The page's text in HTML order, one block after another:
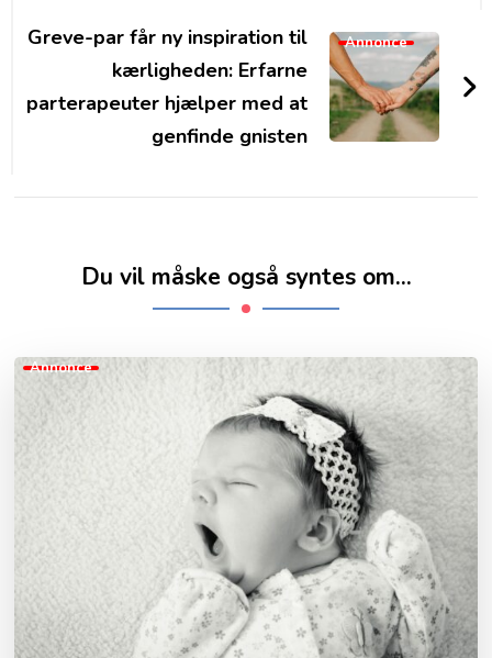
Annonce
Greve-par får ny inspiration til
kærligheden: Erfarne
parterapeuter hjælper med at
genfinde gnisten
Du vil måske også syntes om...
Annonce